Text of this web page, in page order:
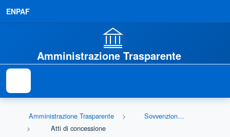
ENPAF
Amministrazione Trasparente
Amministrazione Trasparente
Sovvenzioni, contributi, sussidi, vantaggi economici
Atti di concessione